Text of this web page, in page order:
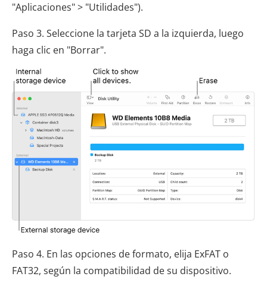
"Aplicaciones" > "Utilidades").
Paso 3. Seleccione la tarjeta SD a la izquierda, luego
haga clic en "Borrar".
Paso 4. En las opciones de formato, elija ExFAT o
FAT32, según la compatibilidad de su dispositivo.